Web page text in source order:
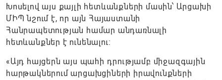
Խոսելով այս քայլի հետևանքների մասին՝ Արցախի
ՄԻՊ նշում է, որ այն Հայաստանի
Հանրապետության համար անդառնալի
հետևանքներ է ունենալու:
«Այդ հայցերն այս պահի դրությամբ միջազգային
հարթակներում արցախցիների իրավունքների